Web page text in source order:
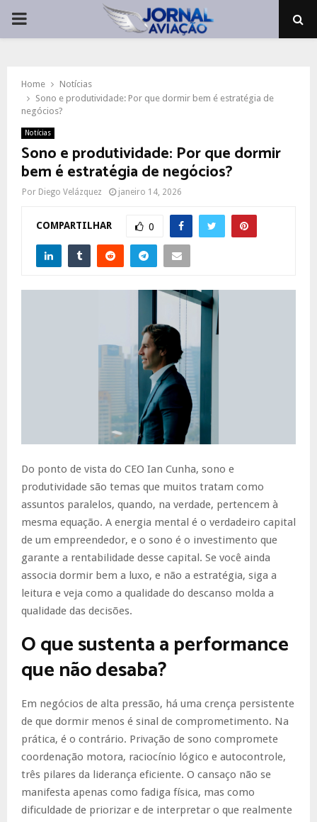
PRIMARY
Home
Notícias
Sono e produtividade: Por que dormir bem é estratégia de
negócios?
Notícias
Sono e produtividade: Por que dormir
bem é estratégia de negócios?
Por Diego Velázquez janeiro 14, 2026
COMPARTILHAR 0
Do ponto de vista do CEO Ian Cunha, sono e
produtividade são temas que muitos tratam como
assuntos paralelos, quando, na verdade, pertencem à
mesma equação. A energia mental é o verdadeiro capital
de um empreendedor, e o sono é o investimento que
garante a rentabilidade desse capital. Se você ainda
associa dormir bem a luxo, e não a estratégia, siga a
leitura e veja como a qualidade do descanso molda a
qualidade das decisões.
O que sustenta a performance
que não desaba?
Em negócios de alta pressão, há uma crença persistente
de que dormir menos é sinal de comprometimento. Na
prática, é o contrário. Privação de sono compromete
coordenação motora, raciocínio lógico e autocontrole,
três pilares da liderança eficiente. O cansaço não se
manifesta apenas como fadiga física, mas como
dificuldade de priorizar e de interpretar o que realmente